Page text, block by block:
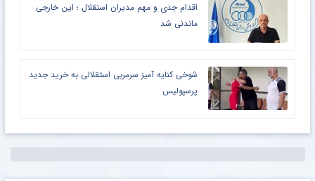
اقدام جدی و مهم مدیران استقلال ؛ این خارجی
ماندنی شد
شوخی کنایه آمیز سرمربی استقلالی به خرید جدید
پرسپولیس